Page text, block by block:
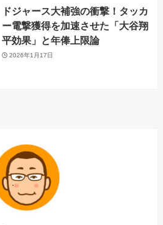
ドジャース大補強の衝撃！タッカ
ー電撃獲得を加速させた「大谷翔
平効果」と年俸上限論
2026年1月17日